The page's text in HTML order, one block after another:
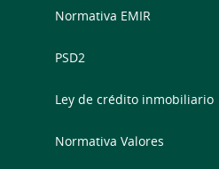
Normativa EMIR
PSD2
Ley de crédito inmobiliario
Normativa Valores